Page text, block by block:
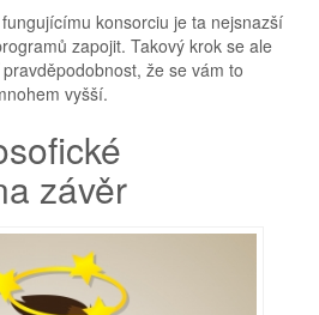
konsorciu je ta nejsnazší
zapojit. Takový krok se ale
že se vám to
vyšší.
závěr